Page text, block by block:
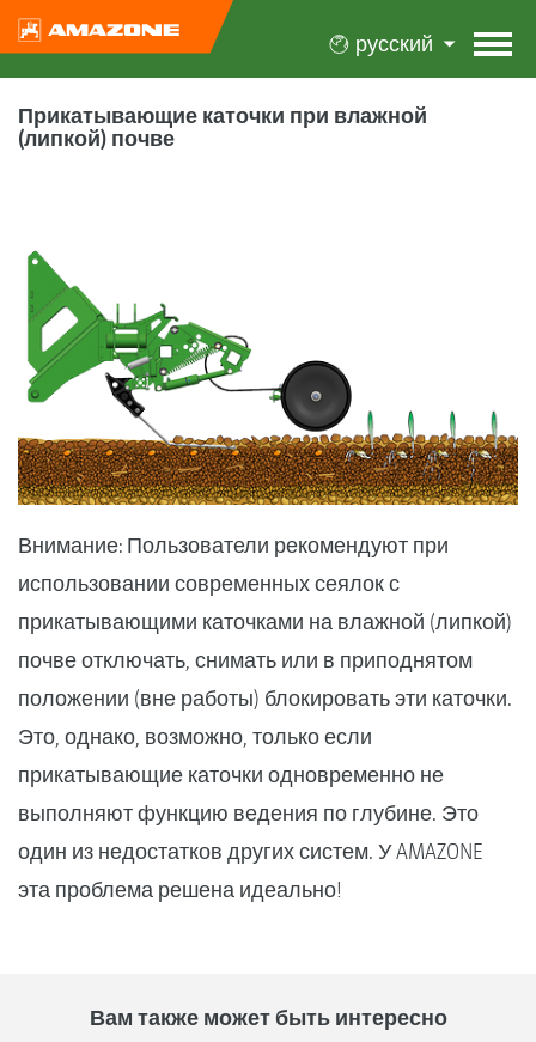
русский
Прикатывающие каточки при влажной
(липкой) почве
Внимание: Пользователи рекомендуют при
использовании современных сеялок с
прикатывающими каточками на влажной (липкой)
почве отключать, снимать или в приподнятом
положении (вне работы) блокировать эти каточки.
Это, однако, возможно, только если
прикатывающие каточки одновременно не
выполняют функцию ведения по глубине. Это
один из недостатков других систем. У AMAZONE
эта проблема решена идеально!
Вам также может быть интересно